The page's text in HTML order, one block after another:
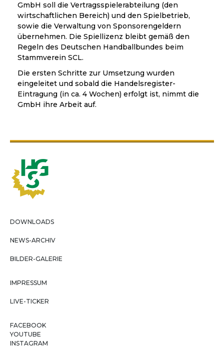
GmbH soll die Vertragsspielerabteilung (den
wirtschaftlichen Bereich) und den Spielbetrieb,
sowie die Verwaltung von Sponsorengeldern
übernehmen. Die Spiellizenz bleibt gemäß den
Regeln des Deutschen Handballbundes beim
Stammverein SCL.
Die ersten Schritte zur Umsetzung wurden
eingeleitet und sobald die Handelsregister-
Eintragung (in ca. 4 Wochen) erfolgt ist, nimmt die
GmbH ihre Arbeit auf.
DOWNLOADS
NEWS-ARCHIV
BILDER-GALERIE
IMPRESSUM
LIVE-TICKER
FACEBOOK
YOUTUBE
INSTAGRAM